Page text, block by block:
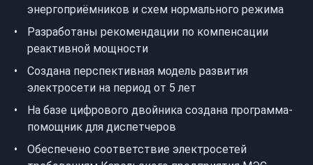
энергоприёмников и схем нормального режима
Разработаны рекомендации по компенсации
реактивной мощности
Создана перспективная модель развития
электросети на период от 5 лет
На базе цифрового двойника создана программа-
помощник для диспетчеров
Обеспечено соответствие электросетей